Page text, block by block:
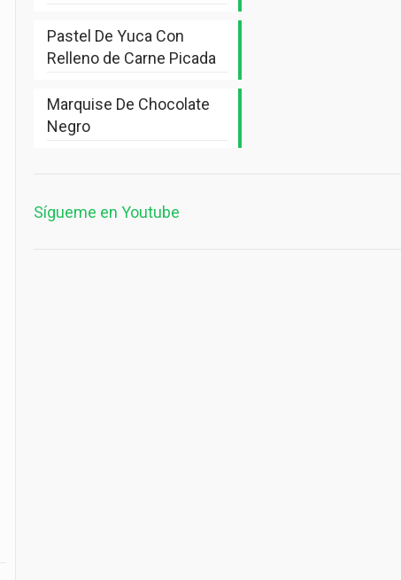
Pastel De Yuca Con
Relleno de Carne Picada
Marquise De Chocolate
Negro
Sígueme en Youtube